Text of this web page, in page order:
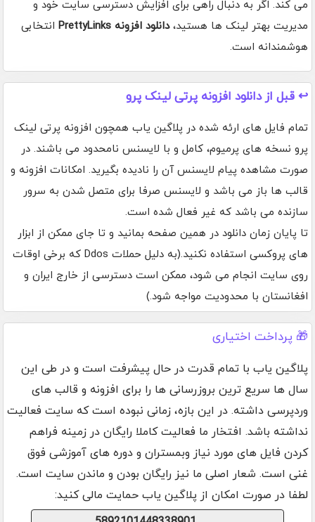
می کند. اگر به دنبال راهی برای افزایش دسترسی سایت خود و
مدیریت بهتر لینک ها هستید،دانلود افزونه PrettyLinks
انتخابی
هوشمندانه است.
↩️ قبل از دانلود افزونه پرتی لینک پرو
تمام فایل های ارئه شده در پلاگین یاب همچون افزونه پرتی لینک
پرو نسخه های پرمیوم، کامل و با لایسنس نامحدود می باشند. در
صورت مشاهده پیام لایسنس آن را نادیده بگیرید. امکانات افزونه و
قالب ها باز می باشد و لایسنس صرفا برای متصل شدن به سرور
سازنده می باشد که غیر فعال شده است.
تا پایان زمان دانلود در همین صفحه بمانید و تا جای ممکن از ابزار
های پروکسی استفاده نکنید.(به دلیل حملات Ddos که برخی اوقات
روی سایت انجام می شود، ممکن است دسترسی از خارج ایران و
افغانستان با محدودیت مواجه شود.)
🎁 پرداخت اختیاری
پلاگین یاب با تمام قدرت در حال پیشرفت است و در طی این
سال ها سریع ترین بروزرسانی ها را برای افزونه و قالب های
وردپرسی داشته. در این بازه، زمانی نبوده است که سایت فعالیت
نداشته باشد. افتخار ما فعالیت کاملا رایگان در زمینه فراهم
کردن فایل های مورد نیاز وبمستران و دوره های آموزشی فوق
غنی است. شعار اصلی ما نیز رایگان بودن و ماندن سایت است.
لطفا در صورت امکان از پلاگین یاب حمایت مالی کنید: